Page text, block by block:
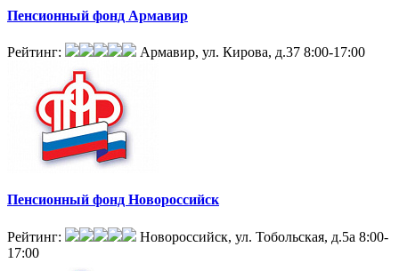
Пенсионный фонд Армавир
Рейтинг: Армавир, ул. Кирова, д.37 8:00-17:00
Пенсионный фонд Новороссийск
Рейтинг: Новороссийск, ул. Тобольская, д.5а 8:00-
17:00